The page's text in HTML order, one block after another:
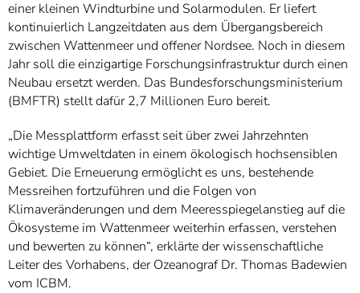
einer kleinen Windturbine und Solarmodulen. Er liefert
kontinuierlich Langzeitdaten aus dem Übergangsbereich
zwischen Wattenmeer und offener Nordsee. Noch in diesem
Jahr soll die einzigartige Forschungsinfrastruktur durch einen
Neubau ersetzt werden. Das Bundesforschungsministerium
(BMFTR) stellt dafür 2,7 Millionen Euro bereit.
„Die Messplattform erfasst seit über zwei Jahrzehnten
wichtige Umweltdaten in einem ökologisch hochsensiblen
Gebiet. Die Erneuerung ermöglicht es uns, bestehende
Messreihen fortzuführen und die Folgen von
Klimaveränderungen und dem Meeresspiegelanstieg auf die
Ökosysteme im Wattenmeer weiterhin erfassen, verstehen
und bewerten zu können“, erklärte der wissenschaftliche
Leiter des Vorhabens, der Ozeanograf Dr. Thomas Badewien
vom ICBM.